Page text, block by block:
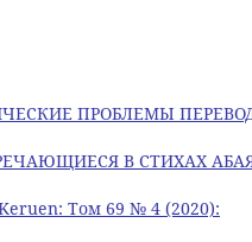
ПРОБЛЕМЫ
В СТИХАХ
Том 69 № 4 (2020):